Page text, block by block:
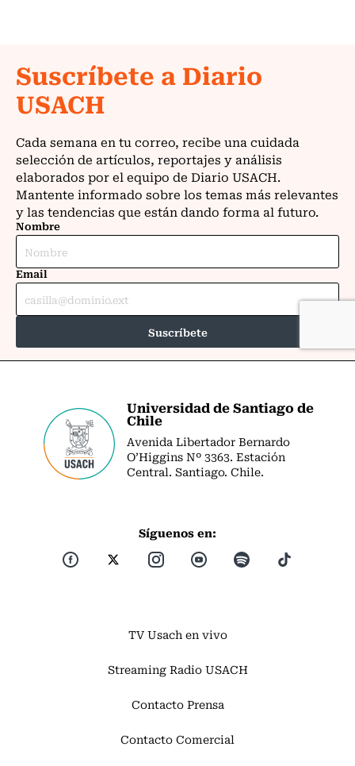
Universidad de Santiago de
Chile
Avenida Libertador Bernardo
O’Higgins Nº 3363. Estación
Central. Santiago. Chile.
Síguenos en:
TV Usach en vivo
Streaming Radio USACH
Contacto Prensa
Contacto Comercial